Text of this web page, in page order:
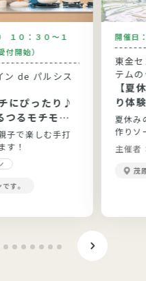
１０：３０～１
開始）
de パルシス
にぴったり♪
つるモチモチ
子で楽しむ手打
す！
す。
開催日
東金セ
テム
【夏
り体
夏休み
作りソ
主催者
茂